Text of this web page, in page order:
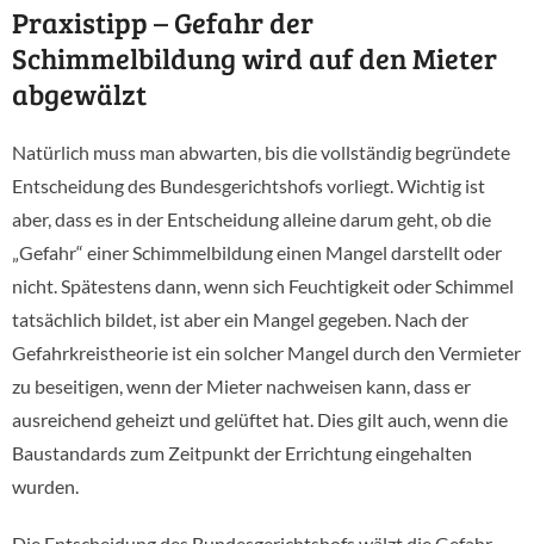
Praxistipp – Gefahr der
Schimmelbildung wird auf den Mieter
abgewälzt
Natürlich muss man abwarten, bis die vollständig begründete
Entscheidung des Bundesgerichtshofs vorliegt. Wichtig ist
aber, dass es in der Entscheidung alleine darum geht, ob die
„Gefahr“ einer Schimmelbildung einen Mangel darstellt oder
nicht. Spätestens dann, wenn sich Feuchtigkeit oder Schimmel
tatsächlich bildet, ist aber ein Mangel gegeben. Nach der
Gefahrkreistheorie ist ein solcher Mangel durch den Vermieter
zu beseitigen, wenn der Mieter nachweisen kann, dass er
ausreichend geheizt und gelüftet hat. Dies gilt auch, wenn die
Baustandards zum Zeitpunkt der Errichtung eingehalten
wurden.